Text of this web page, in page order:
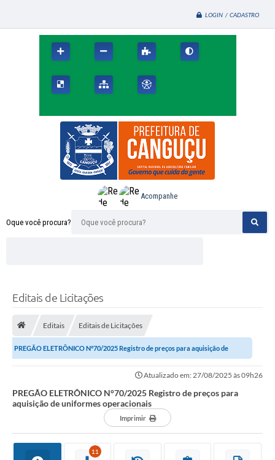
LOGIN / CADASTRO
Oque você procura?
Acompanhe
Editais de Licitações
Editais Editais de Licitações
PREGÃO ELETRÔNICO N°70/2025 Registro de preços para aquisição de
Atualizado em: 27/08/2025 às 09h26
PREGÃO ELETRÔNICO N°70/2025 Registro de preços para
aquisição de uniformes operacionais
Imprimir
11